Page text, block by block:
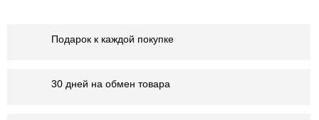
Подарок к каждой покупке
30 дней на обмен товара